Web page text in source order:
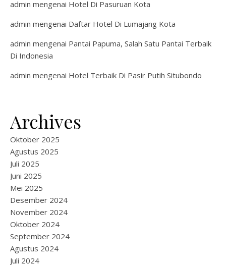
admin mengenai Hotel Di Pasuruan Kota
admin mengenai Daftar Hotel Di Lumajang Kota
admin mengenai Pantai Papuma, Salah Satu Pantai Terbaik
Di Indonesia
admin mengenai Hotel Terbaik Di Pasir Putih Situbondo
Archives
Oktober 2025
Agustus 2025
Juli 2025
Juni 2025
Mei 2025
Desember 2024
November 2024
Oktober 2024
September 2024
Agustus 2024
Juli 2024